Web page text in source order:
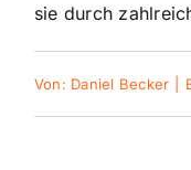
Galerie
sie durch
Von: Daniel Becker